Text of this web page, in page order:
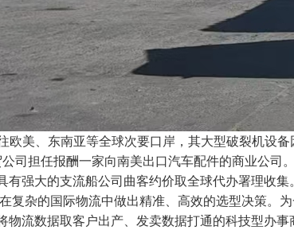
美、东南亚等全球次要口岸，其大型破裂机设
司担任报酬一家向南美出口汽车配件的商业公
强大的支流船公司曲客约价取全球代办署理收
复杂的国际物流中做出精准、高效的选型决策。
流数据取客户出产、发卖数据打通的科技型办